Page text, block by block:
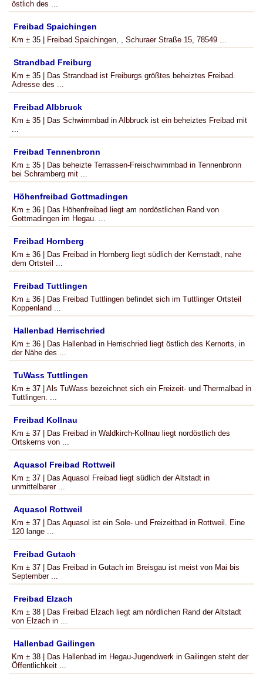
östlich des ...
Freibad Spaichingen
Km ± 35 | Freibad Spaichingen, , Schuraer Straße 15, 78549 ...
Strandbad Freiburg
Km ± 35 | Das Strandbad ist Freiburgs größtes beheiztes Freibad.
Adresse des ...
Freibad Albbruck
Km ± 35 | Das Schwimmbad in Albbruck ist ein beheiztes Freibad mit
...
Freibad Tennenbronn
Km ± 35 | Das beheizte Terrassen-Freischwimmbad in Tennenbronn
bei Schramberg mit ...
Höhenfreibad Gottmadingen
Km ± 36 | Das Höhenfreibad liegt am nordöstlichen Rand von
Gottmadingen im Hegau. ...
Freibad Hornberg
Km ± 36 | Das Freibad in Hornberg liegt südlich der Kernstadt, nahe
dem Ortsteil ...
Freibad Tuttlingen
Km ± 36 | Das Freibad Tuttlingen befindet sich im Tuttlinger Ortsteil
Koppenland ...
Hallenbad Herrischried
Km ± 36 | Das Hallenbad in Herrischried liegt östlich des Kernorts, in
der Nähe des ...
TuWass Tuttlingen
Km ± 37 | Als TuWass bezeichnet sich ein Freizeit- und Thermalbad in
Tuttlingen. ...
Freibad Kollnau
Km ± 37 | Das Freibad in Waldkirch-Kollnau liegt nordöstlich des
Ortskerns von ...
Aquasol Freibad Rottweil
Km ± 37 | Das Aquasol Freibad liegt südlich der Altstadt in
unmittelbarer ...
Aquasol Rottweil
Km ± 37 | Das Aquasol ist ein Sole- und Freizeitbad in Rottweil. Eine
120 lange ...
Freibad Gutach
Km ± 37 | Das Freibad in Gutach im Breisgau ist meist von Mai bis
September ...
Freibad Elzach
Km ± 38 | Das Freibad Elzach liegt am nördlichen Rand der Altstadt
von Elzach in ...
Hallenbad Gailingen
Km ± 38 | Das Hallenbad im Hegau-Jugendwerk in Gailingen steht der
Öffentlichkeit ...